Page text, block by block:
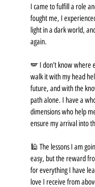
I came to fulfill a role
fought me, I
light in a dark world,
again.
🪽 I don't know where
walk it with my head
future, and with the
path alone. I have a
dimensions who help
ensure my arrival into
🕌 The lessons I am
easy, but the reward
for everything I have
love I receive from